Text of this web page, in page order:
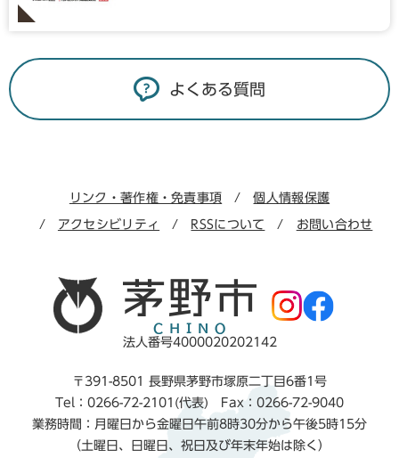
よくある質問
リンク・著作権・免責事項 個人情報保護
アクセシビリティ RSSについて お問い合わせ
法人番号4000020202142
〒391-8501 長野県茅野市塚原二丁目6番1号
Tel：0266-72-2101(代表) Fax：0266-72-9040
業務時間：月曜日から金曜日午前8時30分から午後5時15分
（土曜日、日曜日、祝日及び年末年始は除く）